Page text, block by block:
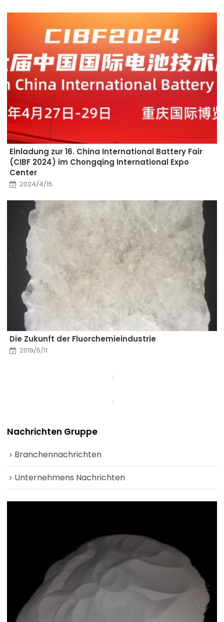
Einladung zur 16. China International Battery Fair
(CIBF 2024) im Chongqing International Expo
Center
2024/4/15
Die Zukunft der Fluorchemieindustrie
2019/5/11
Nachrichten Gruppe
Branchennachrichten
Unternehmens Nachrichten